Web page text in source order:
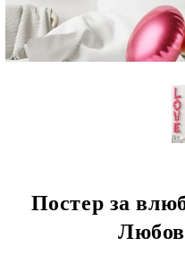
Постер за